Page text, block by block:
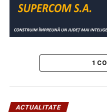
La mulţi ani,
Autoturism, lovit de
1
ACTUALITATE